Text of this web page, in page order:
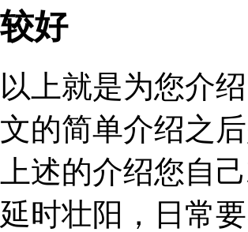
较好
以上就是为您介
文的简单介绍之
上述的介绍您自
延时壮阳，日常